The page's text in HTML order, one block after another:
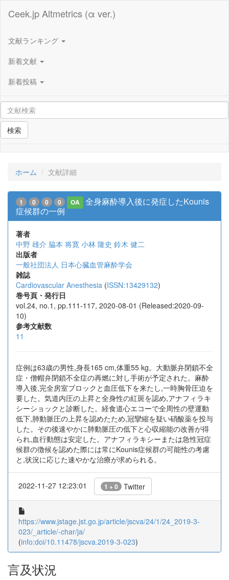
Ceek.jp Altmetrics (α ver.)
文献ランキング
新着文献
新着投稿
検索
ホーム 文献詳細
1 0 0 0 OA
全身麻酔導入後に発症したKounis
症候群の一例
著者
中野 雄介 脇本 将寛 小林 隆史 鈴木 健二
出版者
一般社団法人 日本心臓血管麻酔学会
雑誌
Cardiovascular Anesthesia (ISSN:13429132)
巻号頁・発行日
vol.24, no.1, pp.111-117, 2020-08-01 (Released:2020-09-
10)
参考文献数
11
症例は63歳の男性,身長165 cm,体重55 kg。大動脈弁閉鎖不全
症・僧帽弁閉鎖不全症の再燃に対し手術が予定された。麻酔
導入後,完全房室ブロックと血圧低下を来たし,一時胸骨圧迫を
要した。気道内圧の上昇と全身性の紅斑を認め,アナフィラキ
シーショックと診断した。経食道心エコーで全周性の壁運動
低下,肺動脈圧の上昇を認めたため,冠攣縮を疑い硝酸薬を投与
した。その後速やかに肺動脈圧の低下と心収縮能の改善が得
られ,血行動態は安定した。アナフィラキシーまたは急性冠症
候群の徴候を認めた際には常にKounis症候群の可能性の考慮
と,状況に応じた速やかな治療が求められる。
2022-11-27 12:23:01 1 + 0 Twitter
https://www.jstage.jst.go.jp/article/jscva/24/1/24_2019-3-
023/_article/-char/ja/
(info:doi/10.11478/jscva.2019-3-023)
言及状況